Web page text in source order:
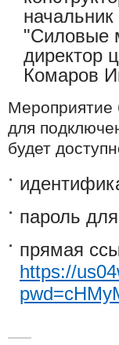
"Силовые
директор
Комаров
Мероприятие
для
будет
пароль
прямая
https://